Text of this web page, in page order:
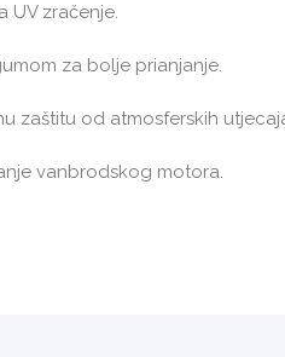
zračenje.
za bolje prianjanje.
zaštitu od atmosferskih
vanbrodskog motora.